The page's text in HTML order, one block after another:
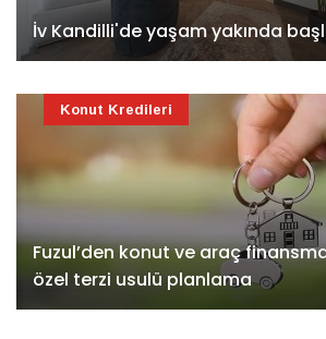
İv Kandilli'de yaşam yakında
Fuzul’den konut ve araç
özel terzi usulü planlama
Konut Kredileri